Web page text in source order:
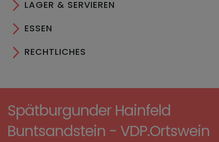
LAGER & SERVIEREN
ESSEN
RECHTLICHES
Spätburgunder Hainfeld
Buntsandstein - VDP.Ortswein